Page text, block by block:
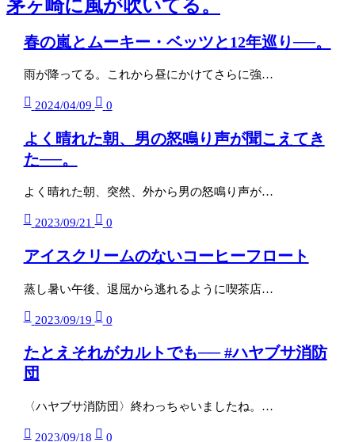
茅ヶ崎に風が吹いてる。
春の嵐とムーキー・ベッツと12年巡り──。
雨が降ってる。これから昼にかけてさらに強…
2024/04/09 0
よく晴れた朝、男の怒鳴り声が聞こえてき
た──。
よく晴れた朝、突然、外から男の怒鳴り声が…
2023/09/21 0
アイスクリームのないコーヒーフロート
蒸し暑い午後、退屈から逃れるように喫茶店…
2023/09/19 0
たとえそれがカルトでも── #ハヤブサ消防
団
〈ハヤブサ消防団〉終わっちゃいましたね。…
2023/09/18 0